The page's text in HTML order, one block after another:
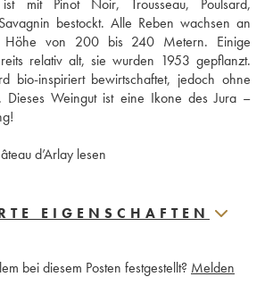
mit Pinot Noir, Trousseau, Poulsard,
bestockt. Alle Reben wachsen an
von 200 bis 240 Metern. Einige
relativ alt, sie wurden 1953 gepflanzt.
bio-inspiriert bewirtschaftet, jedoch ohne
Dieses Weingut ist eine Ikone des Jura –
d’Arlay lesen
EIGENSCHAFTEN
bei diesem Posten festgestellt? Melden